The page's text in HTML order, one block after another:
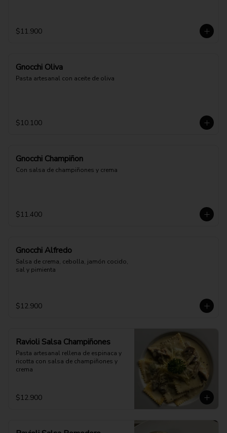
$11.900
Gnocchi Oliva
Pasta artesanal con aceite de oliva
$10.100
Gnocchi Champiñon
Con salsa de champiñones y crema
$11.400
Gnocchi Alfredo
Salsa de crema, cebolla, jamón cocido,
sal y pimienta
$12.900
Ravioli Salsa Champiñones
Pasta artesanal rellena de espinaca y
ricotta con salsa de champiñones y
crema
$12.900